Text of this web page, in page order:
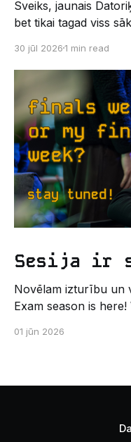
Sveiks, jaunais Datoriķi! 👋🏻 Studiju
bet tikai tagad viss
Un kas gan būtu
dzīvi LU EZTF
leģendāro “Sējienu”? 🐱 Šī pirmsaristoteļa
palīdzēs tev iegūt
30 jūl 20261 min read
Sesija ir
Novēlam izturību un
Exam season is
pašpārvaldes
01 jūn 2026